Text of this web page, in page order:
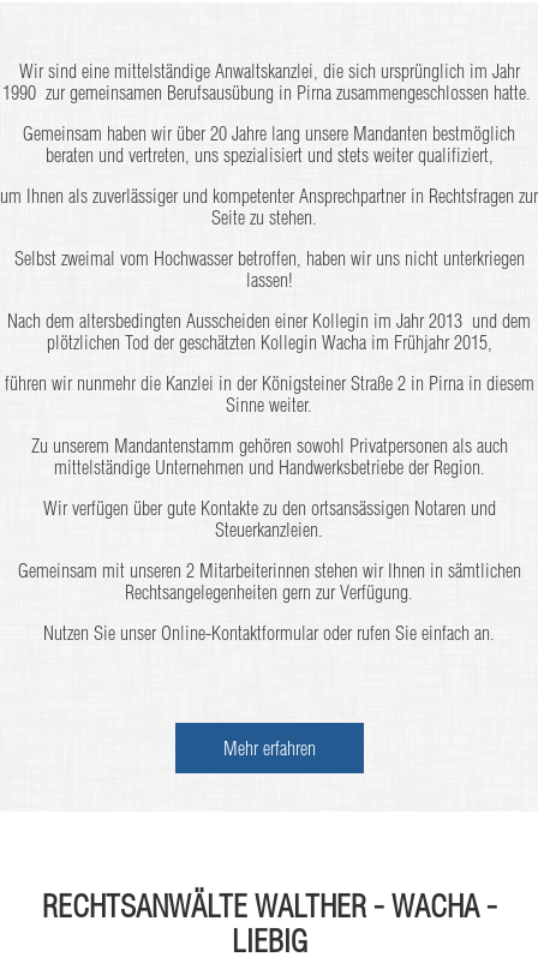
Wir sind eine mittelständige Anwaltskanzlei, die sich ursprünglich im Jahr
1990 zur gemeinsamen Berufsausübung in Pirna zusammengeschlossen hatte.
Gemeinsam haben wir über 20 Jahre lang unsere Mandanten bestmöglich
beraten und vertreten, uns spezialisiert und stets weiter qualifiziert,
um Ihnen als zuverlässiger und kompetenter Ansprechpartner in Rechtsfragen zur
Seite zu stehen.
Selbst zweimal vom Hochwasser betroffen, haben wir uns nicht unterkriegen
lassen!
Nach dem altersbedingten Ausscheiden einer Kollegin im Jahr 2013 und dem
plötzlichen Tod der geschätzten Kollegin Wacha im Frühjahr 2015,
führen wir nunmehr die Kanzlei in der Königsteiner Straße 2 in Pirna in diesem
Sinne weiter.
Zu unserem Mandantenstamm gehören sowohl Privatpersonen als auch
mittelständige Unternehmen und Handwerksbetriebe der Region.
Wir verfügen über gute Kontakte zu den ortsansässigen Notaren und
Steuerkanzleien.
Gemeinsam mit unseren 2 Mitarbeiterinnen stehen wir Ihnen in sämtlichen
Rechtsangelegenheiten gern zur Verfügung.
Nutzen Sie unser Online-Kontaktformular oder rufen Sie einfach an.
Mehr erfahren
RECHTSANWÄLTE WALTHER - WACHA -
LIEBIG